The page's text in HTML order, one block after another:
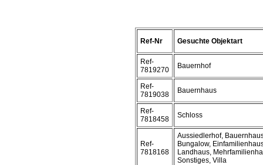
Ref-Nr Gesuchte Objektart
Ref-
7819270
Bauernhof
Ref-
7819038
Bauernhaus
Ref-
7818458
Schloss
Ref-
7818168
Aussiedlerhof,
Bungalow,
Landhaus,
Sonstiges, Villa